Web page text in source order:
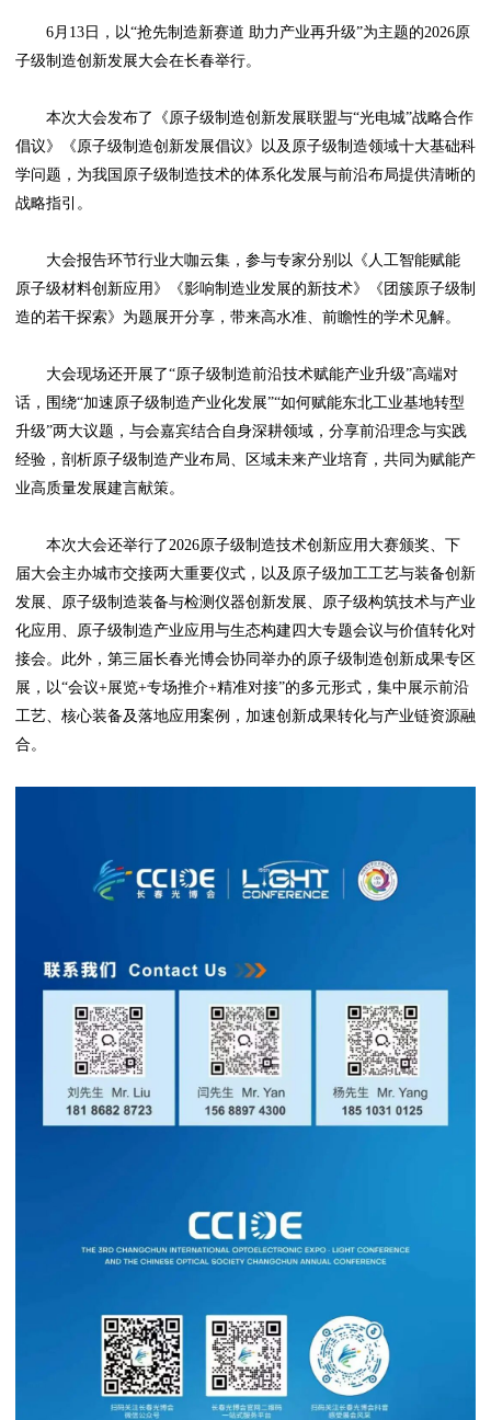
6月13日，以“抢先制造新赛道 助力产业再升级”为主题的2026原
子级制造创新发展大会在长春举行。
本次大会发布了《原子级制造创新发展联盟与“光电城”战略合作
倡议》《原子级制造创新发展倡议》以及原子级制造领域十大基础科
学问题，为我国原子级制造技术的体系化发展与前沿布局提供清晰的
战略指引。
大会报告环节行业大咖云集，参与专家分别以《人工智能赋能
原子级材料创新应用》《影响制造业发展的新技术》《团簇原子级制
造的若干探索》为题展开分享，带来高水准、前瞻性的学术见解。
大会现场还开展了“原子级制造前沿技术赋能产业升级”高端对
话，围绕“加速原子级制造产业化发展”“如何赋能东北工业基地转型
升级”两大议题，与会嘉宾结合自身深耕领域，分享前沿理念与实践
经验，剖析原子级制造产业布局、区域未来产业培育，共同为赋能产
业高质量发展建言献策。
本次大会还举行了2026原子级制造技术创新应用大赛颁奖、下
届大会主办城市交接两大重要仪式，以及原子级加工工艺与装备创新
发展、原子级制造装备与检测仪器创新发展、原子级构筑技术与产业
化应用、原子级制造产业应用与生态构建四大专题会议与价值转化对
接会。此外，第三届长春光博会协同举办的原子级制造创新成果专区
展，以“会议+展览+专场推介+精准对接”的多元形式，集中展示前沿
工艺、核心装备及落地应用案例，加速创新成果转化与产业链资源融
合。